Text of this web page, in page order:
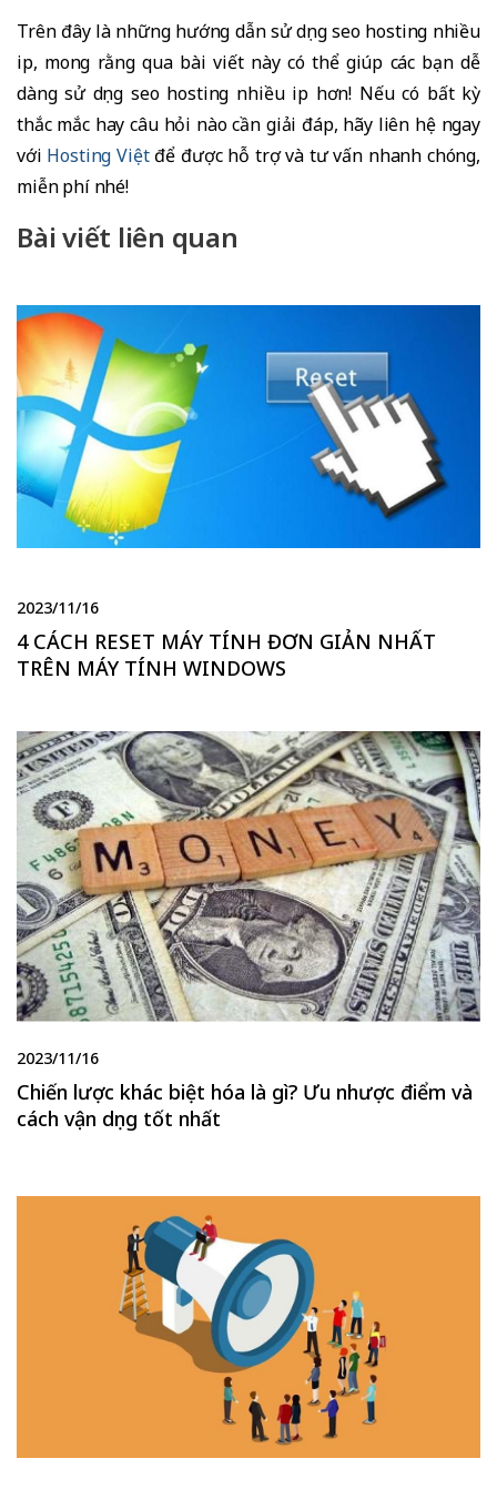
Trên đây là những hướng dẫn sử dụng seo hosting nhiều
ip, mong rằng qua bài viết này có thể giúp các bạn dễ
dàng sử dụng seo hosting nhiều ip hơn! Nếu có bất kỳ
thắc mắc hay câu hỏi nào cần giải đáp, hãy liên hệ ngay
với Hosting Việtđể được hỗ trợ và tư vấn nhanh chóng,
miễn phí nhé!
Bài viết liên quan
2023/11/16
4 CÁCH RESET MÁY TÍNH ĐƠN GIẢN NHẤT
TRÊN MÁY TÍNH WINDOWS
2023/11/16
Chiến lược khác biệt hóa là gì? Ưu nhược điểm và
cách vận dụng tốt nhất